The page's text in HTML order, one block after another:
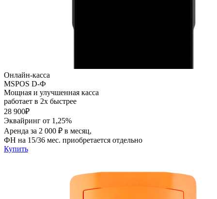
Онлайн-касса
MSPOS D-Ф
Мощная и улучшенная касса
работает в 2х быстрее
28 900₽
Эквайринг от 1,25%
Аренда за 2 000 ₽ в месяц,
ФН на 15/36 мес. приобретается отдельно
Купить